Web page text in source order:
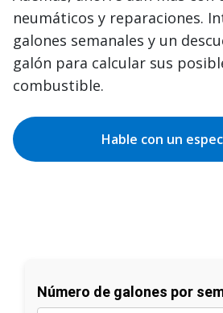
neumáticos y reparaciones.
galones semanales y un
galón para calcular sus
combustible.
Hable con un
Número de galones por